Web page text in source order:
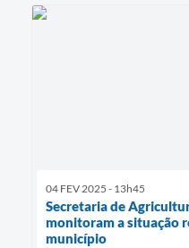
04 FEV 2025 - 13h45
Secretaria de
monitoram a situação
município